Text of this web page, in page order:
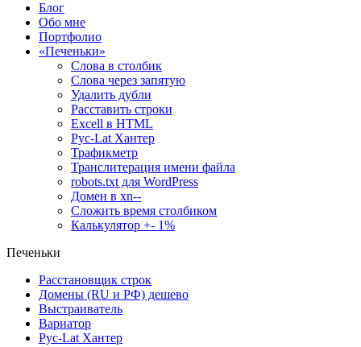
Блог
Обо мне
Портфолио
«Печеньки»
Слова в столбик
Слова через запятую
Удалить дубли
Расставить строки
Excell в HTML
Рус-Lat Хантер
Трафикметр
Транслитерация имени файла
robots.txt для WordPress
Домен в xn--
Сложить время столбиком
Калькулятор +- 1%
Печеньки
Расстановщик строк
Домены (RU и РФ) дешево
Выстраиватель
Вариатор
Рус-Lat Хантер